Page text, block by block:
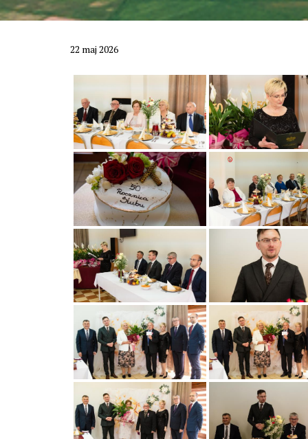
22 maj 2026